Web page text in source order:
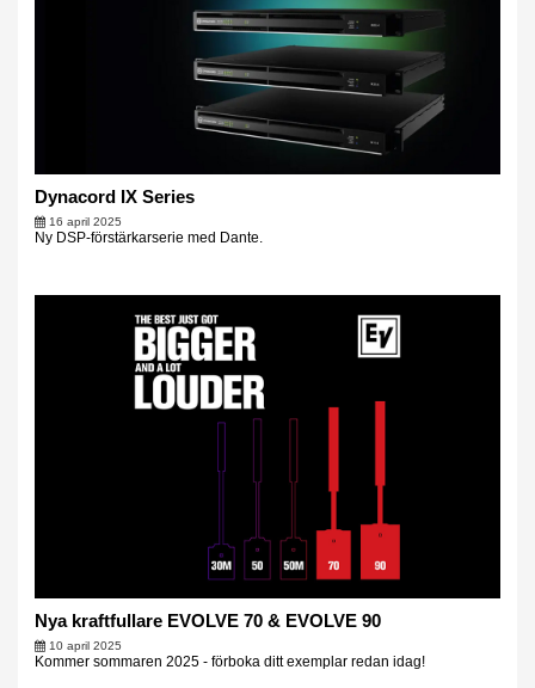
Dynacord IX Series
16 april 2025
Ny DSP-förstärkarserie med Dante.
Nya kraftfullare EVOLVE 70 & EVOLVE 90
10 april 2025
Kommer sommaren 2025 - förboka ditt exemplar redan idag!